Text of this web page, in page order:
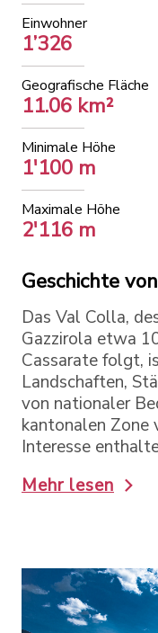
Einwohner
1’326
Geografische Fläche
11.06 km²
Minimale Höhe
1'100 m
Maximale Höhe
2'116 m
Geschichte
Das Val Colla,
Gazzirola etwa
Cassarate folgt,
Landschaften,
von nationaler
kantonalen Zone
Interesse
Mehr lesen